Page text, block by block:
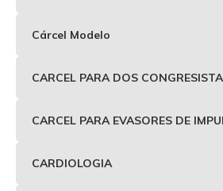
Cárcel Modelo
CARCEL PARA DOS
CARCEL PARA EVASORES DE
CARDIOLOGIA